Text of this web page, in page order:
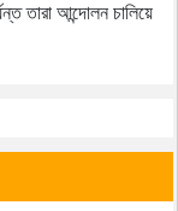
তারা আন্দোলন চালিয়ে